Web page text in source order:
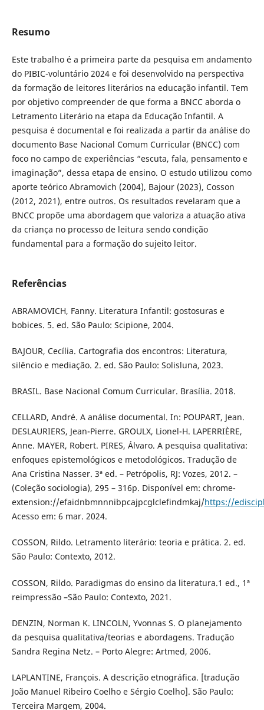
Resumo
Este trabalho é a primeira parte da pesquisa em andamento
do PIBIC-voluntário 2024 e foi desenvolvido na perspectiva
da formação de leitores literários na educação infantil. Tem
por objetivo compreender de que forma a BNCC aborda o
Letramento Literário na etapa da Educação Infantil. A
pesquisa é documental e foi realizada a partir da análise do
documento Base Nacional Comum Curricular (BNCC) com
foco no campo de experiências “escuta, fala, pensamento e
imaginação”, dessa etapa de ensino. O estudo utilizou como
aporte teórico Abramovich (2004), Bajour (2023), Cosson
(2012, 2021), entre outros. Os resultados revelaram que a
BNCC propõe uma abordagem que valoriza a atuação ativa
da criança no processo de leitura sendo condição
fundamental para a formação do sujeito leitor.
Referências
ABRAMOVICH, Fanny. Literatura Infantil: gostosuras e
bobices. 5. ed. São Paulo: Scipione, 2004.
BAJOUR, Cecília. Cartografia dos encontros: Literatura,
silêncio e mediação. 2. ed. São Paulo: Solisluna, 2023.
BRASIL. Base Nacional Comum Curricular. Brasília. 2018.
CELLARD, André. A análise documental. In: POUPART, Jean.
DESLAURIERS, Jean-Pierre. GROULX, Lionel-H. LAPERRIÈRE,
Anne. MAYER, Robert. PIRES, Álvaro. A pesquisa qualitativa:
enfoques epistemológicos e metodológicos. Tradução de
Ana Cristina Nasser. 3ª ed. – Petrópolis, RJ: Vozes, 2012. –
(Coleção sociologia), 295 – 316p. Disponível em: chrome-
extension://efaidnbmnnnibpcajpcglclefindmkaj/https://
Acesso em: 6 mar. 2024.
COSSON, Rildo. Letramento literário: teoria e prática. 2. ed.
São Paulo: Contexto, 2012.
COSSON, Rildo. Paradigmas do ensino da literatura.1 ed., 1ª
reimpressão –São Paulo: Contexto, 2021.
DENZIN, Norman K. LINCOLN, Yvonnas S. O planejamento
da pesquisa qualitativa/teorias e abordagens. Tradução
Sandra Regina Netz. – Porto Alegre: Artmed, 2006.
LAPLANTINE, François. A descrição etnográfica. [tradução
João Manuel Ribeiro Coelho e Sérgio Coelho]. São Paulo:
Terceira Margem, 2004.